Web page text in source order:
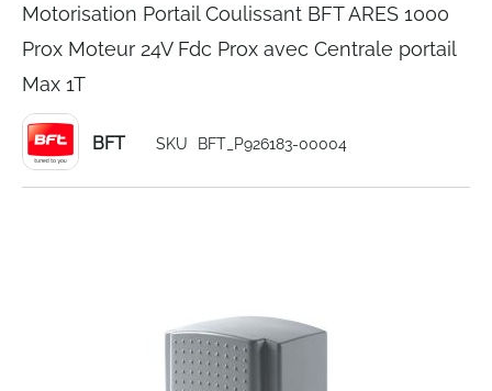
Motorisation Portail Coulissant BFT ARES 1000
Prox Moteur 24V Fdc Prox avec Centrale portail
Max 1T
BFT SKU BFT_P926183-00004